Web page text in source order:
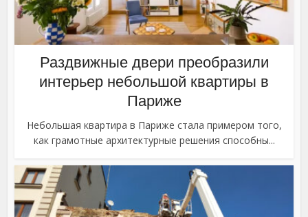
Раздвижные двери преобразили
интерьер небольшой квартиры в
Париже
Небольшая квартира в Париже стала примером того,
как грамотные архитектурные решения способны...